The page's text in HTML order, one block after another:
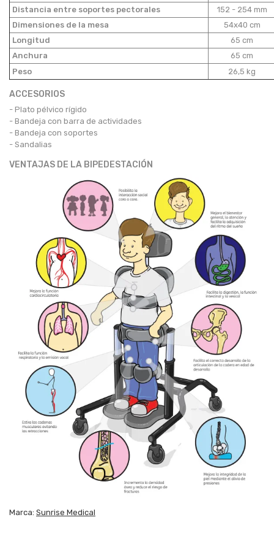
Distancia entre soportes pectorales
152 - 254 mm
Dimensiones de la mesa
54x40 cm
Longitud
65 cm
Anchura
65 cm
Peso
26,5 kg
ACCESORIOS
- Plato pélvico rígido
- Bandeja con barra de actividades
- Bandeja con soportes
- Sandalias
VENTAJAS DE LA BIPEDESTACIÓN
Marca: Sunrise Medical